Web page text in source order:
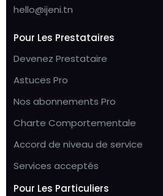
hello@ijeni.tn
Pour Les Prestataires
Devenez Prestataire
Astuces Pro
Nos abonnements Pro
Charte Comportementale
Accord de niveau de service
Services acceptés
Pour Les Particuliers